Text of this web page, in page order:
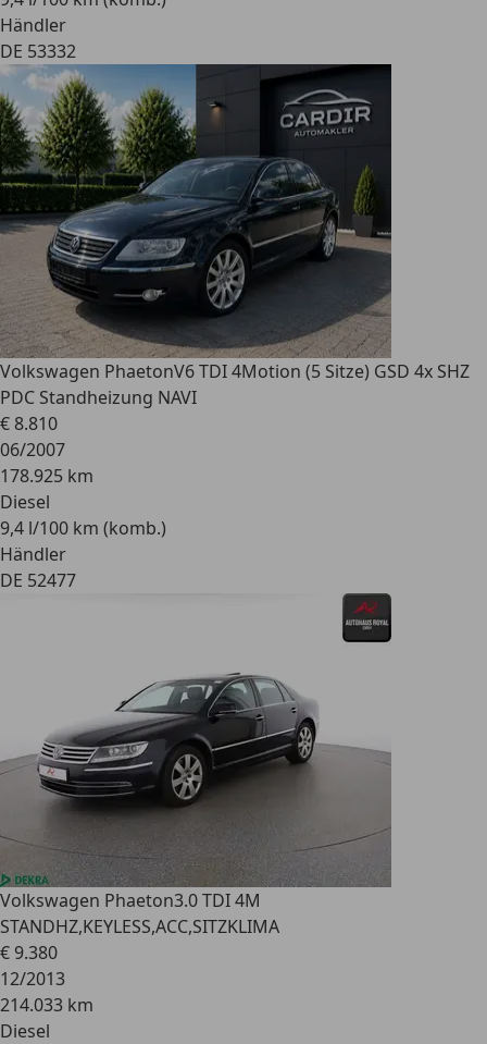
Händler
DE 53332
Volkswagen PhaetonV6 TDI 4Motion (5 Sitze) GSD 4x SHZ
PDC Standheizung NAVI
€ 8.810
06/2007
178.925 km
Diesel
9,4 l/100 km (komb.)
Händler
DE 52477
Volkswagen Phaeton3.0 TDI 4M
STANDHZ,KEYLESS,ACC,SITZKLIMA
€ 9.380
12/2013
214.033 km
Diesel